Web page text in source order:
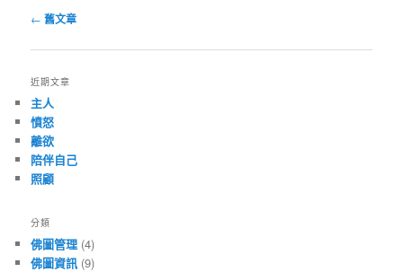
瀏覽文章
← 舊文章
近期文章
主人
憤怒
離欲
陪伴自己
照顧
分類
佛圖管理 (4)
佛圖資訊 (9)